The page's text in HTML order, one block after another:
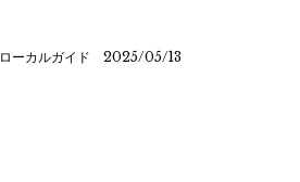
ローカルガイド 2025/05/13